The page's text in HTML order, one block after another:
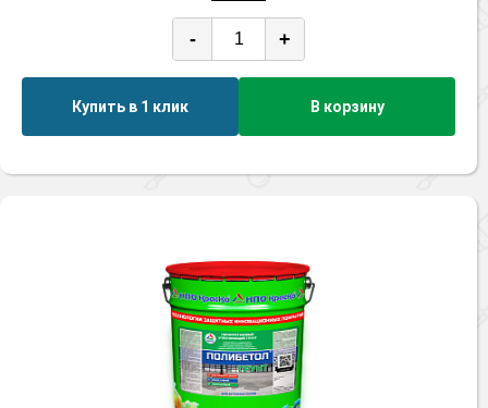
- +
Купить в 1 клик В корзину